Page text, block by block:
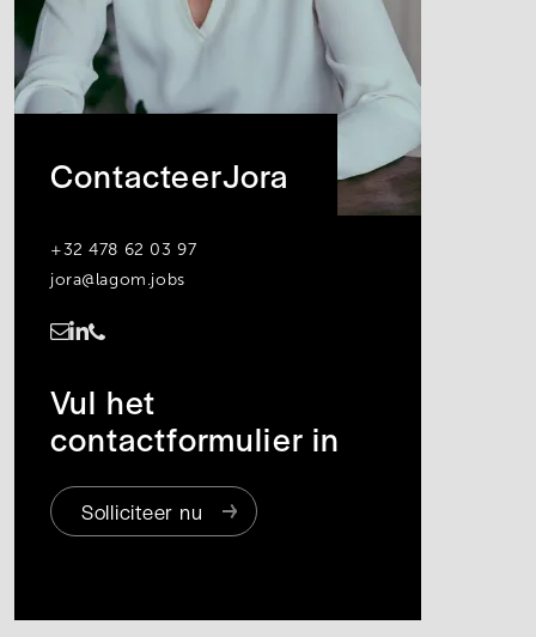
ContacteerJora
+32 478 62 03 97
jora@lagom.jobs
Vul het
contactformulier in
Solliciteer nu